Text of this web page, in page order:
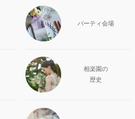
パーティ会場
相楽園の
歴史